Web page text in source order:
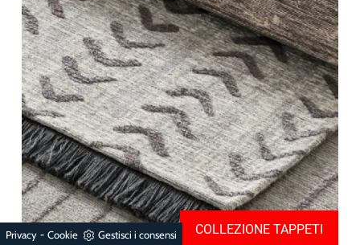
COLLEZIONE TAPPETI
Privacy - Cookie Gestisci i consensi